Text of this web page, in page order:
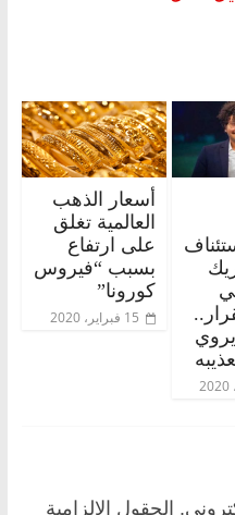
أسعار الذهب
العالمية تغلق
على ارتفاع
بسبب “فيروس
كورونا”
15 فبراير، 2020
الحقول الإلزامية